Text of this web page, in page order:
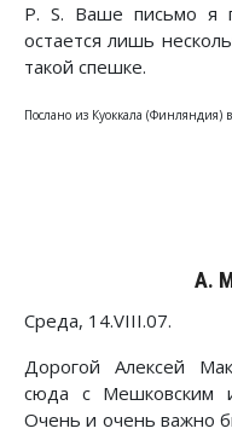
P. S. Ваше письмо я
остается лишь
такой спешке.
Послано из Куоккала (Финляндия)
А.
Среда, 14.VIII.07.
Дорогой Алексей
сюда с Мешковским
Очень и очень важно